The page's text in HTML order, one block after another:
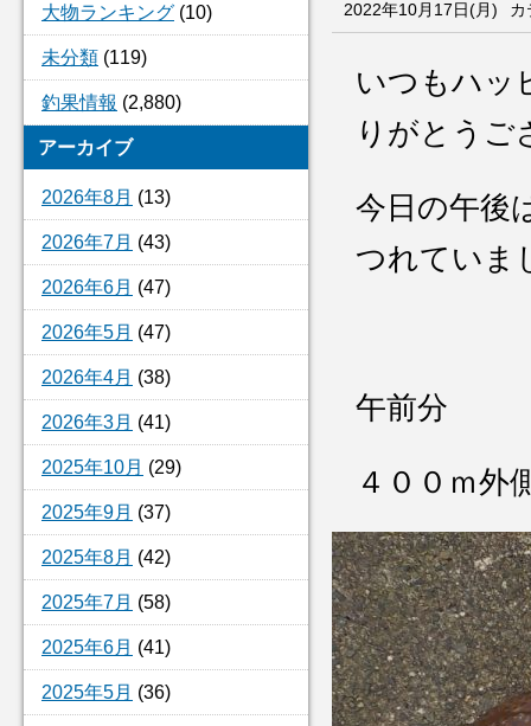
大物ランキング (10)
未分類 (119)
釣果情報 (2,880)
アーカイブ
2026年8月 (13)
2026年7月 (43)
2026年6月 (47)
2026年5月 (47)
2026年4月 (38)
2026年3月 (41)
2025年10月 (29)
2025年9月 (37)
2025年8月 (42)
2025年7月 (58)
2025年6月 (41)
2025年5月 (36)
2022年10月17日(月) カ
いつもハッ
りがとうご
今日の午後
つれていま
午前分
４００ｍ